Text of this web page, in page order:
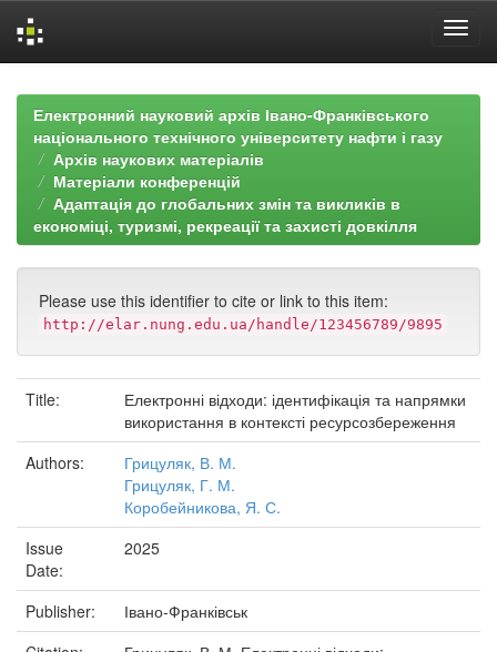
navigationЕлектронний науковий архів Івано-Франківського
національного технічного університету нафти і газу
Архів наукових матеріалів
Матеріали конференцій
Адаптація до глобальних змін та викликів в
економіці, туризмі, рекреації та захисті довкілля
Please use this identifier to cite or link to this item:
http://elar.nung.edu.ua/handle/123456789/9895
Title:
Електронні відходи: ідентифікація та напрямки
використання в контексті ресурсозбереження
Authors:
Грицуляк, В. М.
Грицуляк, Г. М.
Коробейникова, Я. С.
Issue
Date:
2025
Publisher:
Івано-Франківськ